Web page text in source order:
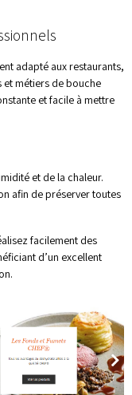
adapté aux restaurants,
métiers de bouche
et facile à mettre
et de la chaleur.
afin de préserver toutes
facilement des
d’un excellent